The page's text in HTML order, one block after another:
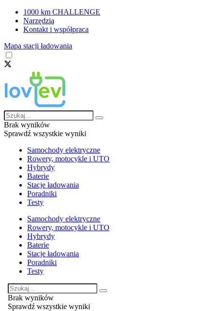
1000 km CHALLENGE
Narzędzia
Kontakt i współpraca
Mapa stacji ładowania
Brak wyników
Sprawdź wszystkie wyniki
Samochody elektryczne
Rowery, motocykle i UTO
Hybrydy
Baterie
Stacje ładowania
Poradniki
Testy
Samochody elektryczne
Rowery, motocykle i UTO
Hybrydy
Baterie
Stacje ładowania
Poradniki
Testy
Brak wyników
Sprawdź wszystkie wyniki